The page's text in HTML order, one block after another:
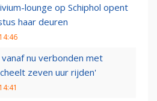
lounge op Schiphol opent
haar deuren
nu verbonden met
zeven uur rijden'